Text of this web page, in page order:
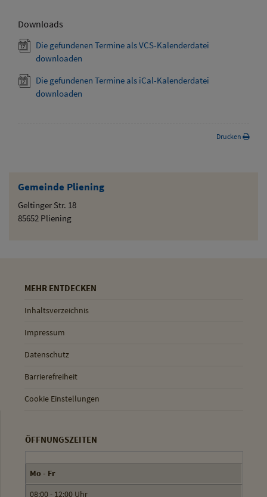
Gemeinde Pliening
Geltinger Str. 18
85652 Pliening
Downloads
Die gefundenen Termine als VCS-Kalenderdatei
downloaden
Die gefundenen Termine als iCal-Kalenderdatei
downloaden
Drucken
MEHR ENTDECKEN
Inhaltsverzeichnis
Impressum
Datenschutz
Barrierefreiheit
Cookie Einstellungen
ÖFFNUNGSZEITEN
Mo - Fr
08:00 - 12:00 Uhr